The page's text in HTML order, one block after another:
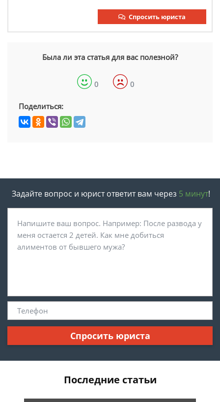
Спросить юриста
Была ли эта статья для вас полезной?
0 0
Поделиться:
Задайте вопрос и юрист ответит вам через 5 минут!
Спросить юриста
Последние статьи